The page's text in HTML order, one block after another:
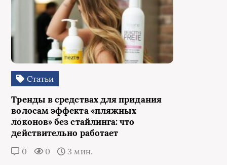
Статьи
Тренды в средствах для придания
волосам эффекта «пляжных
локонов» без стайлинга: что
действительно работает
0 0 3 мин.